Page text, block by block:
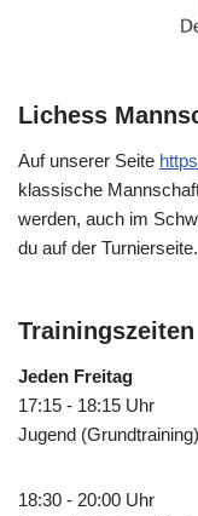
Lichess
Auf unserer Seite
klassische
werden, auch im
du auf der Turnierseite.
Trainingszeiten
Jeden Freitag
17:15 - 18:15 Uhr
Jugend (Grundtraining)
18:30 - 20:00 Uhr